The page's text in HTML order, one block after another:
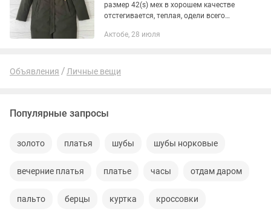
размер 42(s) мех в хорошем качестве
отстегивается, теплая, одели всего
Актобе, 28 июля
Объявления Личные вещи
Популярные запросы
золото платья шубы шубы норковые
вечерние платья платье часы отдам даром
пальто берцы куртка кроссовки